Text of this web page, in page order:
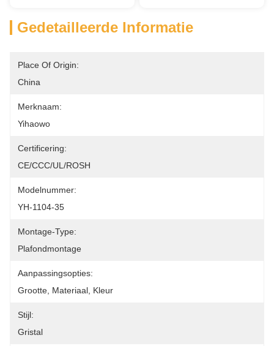
Gedetailleerde Informatie
Place Of Origin:
China
Merknaam:
Yihaowo
Certificering:
CE/CCC/UL/ROSH
Modelnummer:
YH-1104-35
Montage-Type:
Plafondmontage
Aanpassingsopties:
Grootte, Materiaal, Kleur
Stijl:
Gristal